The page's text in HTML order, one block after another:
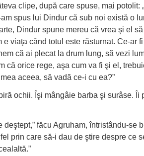
clipe, după care spuse, mai potolit:
spus lui Dindur că sub noi există o
Dindur spune mereu că vrea şi el
e viaţa când totul este răsturnat. Ce-ar
că ai plecat la drum lung, să vezi
că orice rege, aşa cum va fi şi el,
aceea, să vadă ce-i cu ea?”
ochii. Îşi mângâie barba şi surâse. Îi
deştept,” făcu Agruham, întristându-se
prin care să-i dau de ştire despre ce